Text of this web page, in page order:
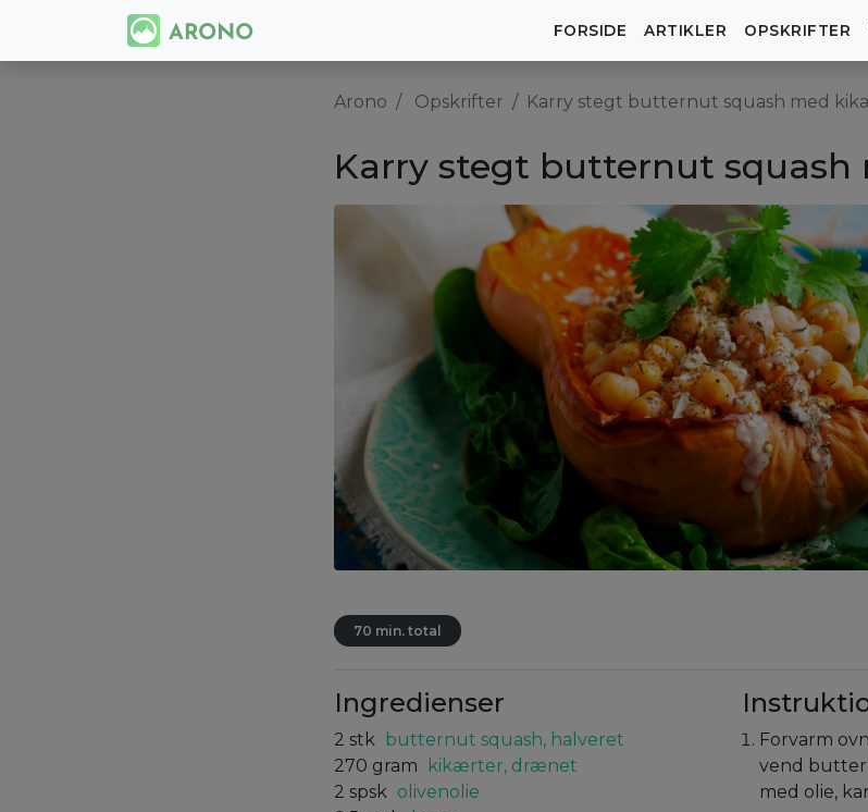
FORSIDE ARTIKLER OPSKRIFTER
Arono Opskrifter Karry stegt butternut squash med
Karry stegt butternut
70 min. total
Ingredienser
2 stk
butternut squash, halveret
270 gram
kikærter, drænet
2 spsk olivenolie
Forvarm
vend
med olie,